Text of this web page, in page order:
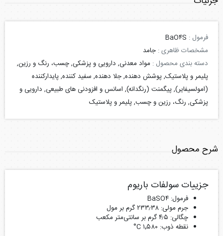
فرمول : BaO۴S
مشخصات ظاهری : جامد
دسته بندی محصول : مواد معدنی, دارویی و پزشکی, چسب، رنگ و رزین,
پلیمر و پلاستیک, پوشش دهنده, جلا دهنده, سفید کننده, پایدارکننده
(امولسیفایر), پیگمنت (رنگدانه), اسانس و افزودنی های طبیعی, دارویی و
پزشکی, رنگ، رزین و چسب, پلیمر و پلاستیک
شرح محصول
جزییات سولفات باریوم
فرمول: BaSO۴
جرم مولی: ۲۳۳٫۳۸ گرم بر مول
چگالی: ۴٫۵ گرم بر سانتی‌متر مکعب
نقطه ذوب: ۱٬۵۸۰ ‪°C